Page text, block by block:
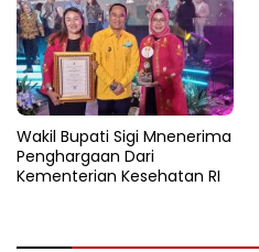
Wakil Bupati Sigi Mnenerima
Penghargaan Dari
Kementerian Kesehatan RI